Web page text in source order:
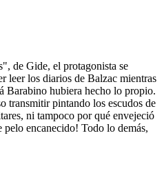
de Gide, el protagonista se
leer los diarios de Balzac mientras
Barabino hubiera hecho lo propio.
transmitir pintando los escudos de
ni tampoco por qué envejeció
encanecido! Todo lo demás,